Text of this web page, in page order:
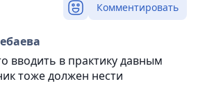
Комментировать
вводить в практику давным
тоже должен нести